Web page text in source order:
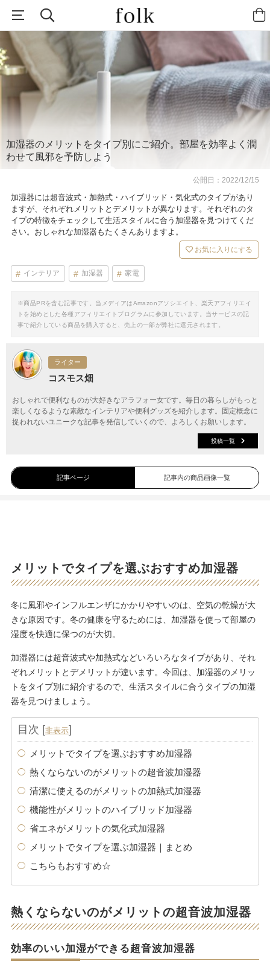
加湿器のメリットをタイプ別にご紹介。部屋を効率よく潤
わせて風邪を予防しよう
公開日：2022/12/15
加湿器には超音波式・加熱式・ハイブリッド・気化式のタイプがあり
ますが、それぞれメリットとデメリットが異なります。それぞれのタ
イプの特徴をチェックして生活スタイルに合う加湿器を見つけてくだ
さい。おしゃれな加湿器もたくさんありますよ。
お気に入りにする
インテリア 加湿器 家電
※商品PRを含む記事です。当メディアはAmazonアソシエイト、楽天アフィリエイ
トを始めとした各種アフィリエイトプログラムに参加しています。当サービスの記
事で紹介している商品を購入すると、売上の一部が弊社に還元されます。
ライター
コスモス畑
おしゃれで便利なものが大好きなアラフォー女です。毎日の暮らしがもっと
楽しくなるような素敵なインテリアや便利グッズを紹介します。固定概念に
捉われないユニークな記事を発信していくので、よろしくお願いします。
投稿一覧
記事ページ 記事内の商品画像一覧
メリットでタイプを選ぶおすすめ加湿器
冬に風邪やインフルエンザにかかりやすいのは、空気の乾燥が大
きな原因です。冬の健康を守るためには、加湿器を使って部屋の
湿度を快適に保つのが大切。
加湿器には超音波式や加熱式などいろいろなタイプがあり、それ
ぞれメリットとデメリットが違います。今回は、加湿器のメリッ
トをタイプ別に紹介するので、生活スタイルに合うタイプの加湿
器を見つけましょう。
目次 [非表示]
メリットでタイプを選ぶおすすめ加湿器
熱くならないのがメリットの超音波加湿器
清潔に使えるのがメリットの加熱式加湿器
機能性がメリットのハイブリッド加湿器
省エネがメリットの気化式加湿器
メリットでタイプを選ぶ加湿器｜まとめ
こちらもおすすめ☆
熱くならないのがメリットの超音波加湿器
効率のいい加湿ができる超音波加湿器